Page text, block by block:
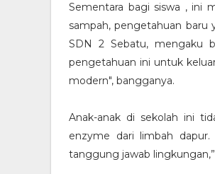
Sementara bagi siswa , ini
sampah, pengetahuan baru
SDN 2 Sebatu, mengaku
pengetahuan ini untuk
modern", bangganya.
Anak-anak di sekolah ini
enzyme dari limbah
tanggung jawab